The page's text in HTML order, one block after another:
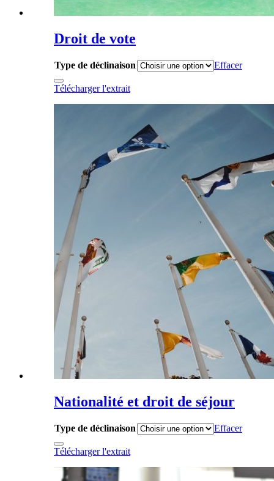
Droit de vote
Type de déclinaison Effacer
Télécharger l'extrait
Nationalité et droit de séjour
Type de déclinaison Effacer
Télécharger l'extrait